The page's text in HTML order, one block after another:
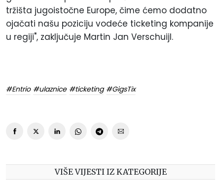
tržišta jugoistočne Europe, čime ćemo dodatno
ojačati našu poziciju vodeće ticketing kompanije
u regiji", zaključuje Martin Jan Verschuijl.
#Entrio #ulaznice #ticketing #GigsTix
VIŠE VIJESTI IZ KATEGORIJE